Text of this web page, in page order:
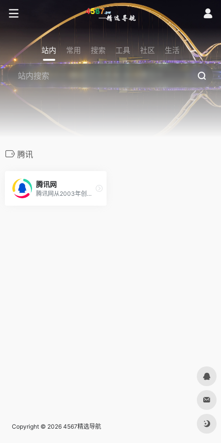
站内 常用 搜索 工具 社区 生活
腾讯
腾讯网
腾讯网从2003年创立至今，已经成为集新闻信息，区域垂直生活服务、社会化媒体资讯和产品为一体的互联网媒体平台。腾讯网下设新闻、科技、财经、娱乐、体育、汽车、时尚等多个频道，充分满足用户对不同类型资讯的需求。同时专注不同领域内容，打造精品栏目，并顺应技术发展趋势，推出网络直播等创新形式，改变了用户获取资讯的方式和习惯。
Copyright © 2026 4567精选导航